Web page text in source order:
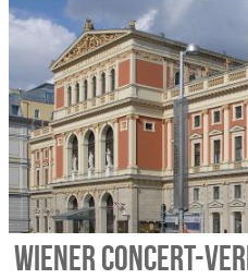
Wiener Concert-